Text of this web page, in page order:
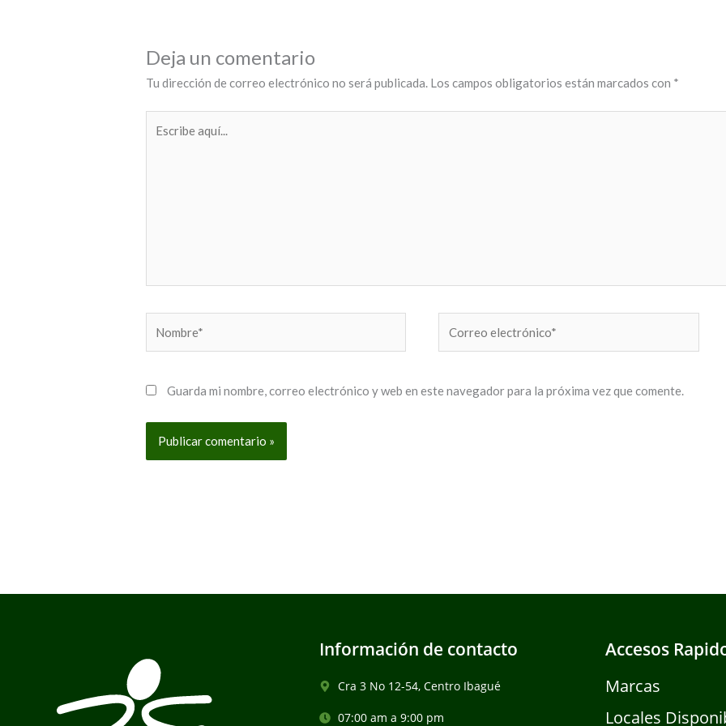
Deja un comentario
Tu dirección de correo electrónico no será publicada. Los campos obligatorios están marcados con *
aquí...
electrónico*
Guarda mi nombre, correo electrónico y web en este navegador para la próxima vez que comente.
Información de contacto
Cra 3 No 12-54, Centro Ibagué
07:00 am a 9:00 pm
Accesos
Marcas
Locales